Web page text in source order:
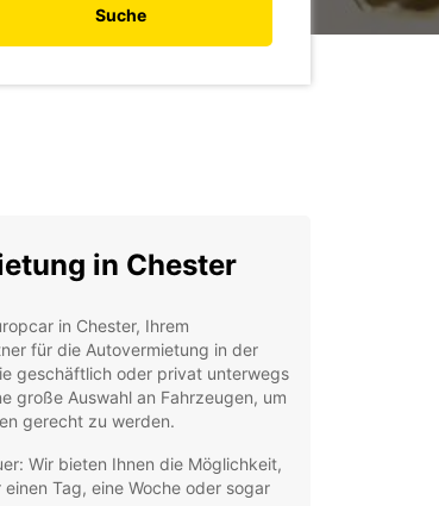
Suche
in Chester
in Chester, Ihrem
für die Autovermietung in der
geschäftlich oder privat unterwegs
große Auswahl an Fahrzeugen, um
gerecht zu werden.
Wir bieten Ihnen die Möglichkeit,
Tag, eine Woche oder sogar